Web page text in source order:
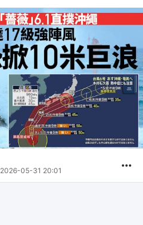
2026-05-31 20:01